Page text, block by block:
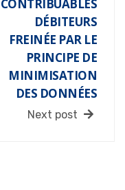
CONTRIBUABLES
DÉBITEURS
FREINÉE PAR LE
PRINCIPE DE
MINIMISATION
DES DONNÉES
Next post